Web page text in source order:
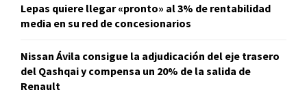
Lepas quiere llegar «pronto» al 3% de rentabilidad
media en su red de concesionarios
Nissan Ávila consigue la adjudicación del eje trasero
del Qashqai y compensa un 20% de la salida de
Renault